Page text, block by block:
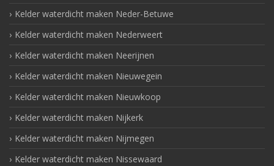
Kelder waterdicht maken Neder-Betuwe
Kelder waterdicht maken Nederweert
Kelder waterdicht maken Neerijnen
Kelder waterdicht maken Nieuwegein
Kelder waterdicht maken Nieuwkoop
Kelder waterdicht maken Nijkerk
Kelder waterdicht maken Nijmegen
Kelder waterdicht maken Nissewaard